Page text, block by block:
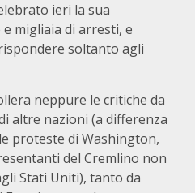
ieri la sua
migliaia di arresti, e
soltanto agli
neppure le critiche da
altre nazioni (a differenza
proteste di Washington,
del Cremlino non
Stati Uniti), tanto da